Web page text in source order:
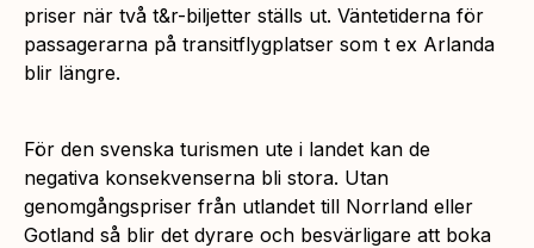
priser när två t&r-biljetter ställs ut. Väntetiderna för
passagerarna på transitflygplatser som t ex Arlanda
blir längre.
För den svenska turismen ute i landet kan de
negativa konsekvenserna bli stora. Utan
genomgångspriser från utlandet till Norrland eller
Gotland så blir det dyrare och besvärligare att boka